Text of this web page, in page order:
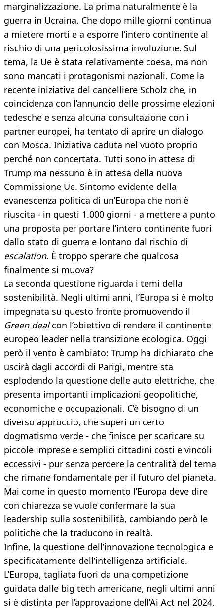
marginalizzazione. La prima naturalmente è la
guerra in Ucraina. Che dopo mille giorni continua
a mietere morti e a esporre l’intero continente al
rischio di una pericolosissima involuzione. Sul
tema, la Ue è stata relativamente coesa, ma non
sono mancati i protagonismi nazionali. Come la
recente iniziativa del cancelliere Scholz che, in
coincidenza con l’annuncio delle prossime elezioni
tedesche e senza alcuna consultazione con i
partner europei, ha tentato di aprire un dialogo
con Mosca. Iniziativa caduta nel vuoto proprio
perché non concertata. Tutti sono in attesa di
Trump ma nessuno è in attesa della nuova
Commissione Ue. Sintomo evidente della
evanescenza politica di un’Europa che non è
riuscita - in questi 1.000 giorni - a mettere a punto
una proposta per portare l’intero continente fuori
dallo stato di guerra e lontano dal rischio di
escalation. È troppo sperare che qualcosa
finalmente si muova?
La seconda questione riguarda i temi della
sostenibilità. Negli ultimi anni, l’Europa si è molto
impegnata su questo fronte promuovendo il
Green dealcon l’obiettivo di rendere il continente
europeo leader nella transizione ecologica. Oggi
però il vento è cambiato: Trump ha dichiarato che
uscirà dagli accordi di Parigi, mentre sta
esplodendo la questione delle auto elettriche, che
presenta importanti implicazioni geopolitiche,
economiche e occupazionali. C’è bisogno di un
diverso approccio, che superi un certo
dogmatismo verde - che finisce per scaricare su
piccole imprese e semplici cittadini costi e vincoli
eccessivi - pur senza perdere la centralità del tema
che rimane fondamentale per il futuro del pianeta.
Mai come in questo momento l’Europa deve dire
con chiarezza se vuole confermare la sua
leadership sulla sostenibilità, cambiando però le
politiche che la traducono in realtà.
Infine, la questione dell’innovazione tecnologica e
specificatamente dell’intelligenza artificiale.
L’Europa, tagliata fuori da una competizione
guidata dalle big tech americane, negli ultimi anni
si è distinta per l’approvazione dell’Ai Act nel 2024.